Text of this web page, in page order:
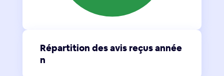
Répartition des avis reçus année
n